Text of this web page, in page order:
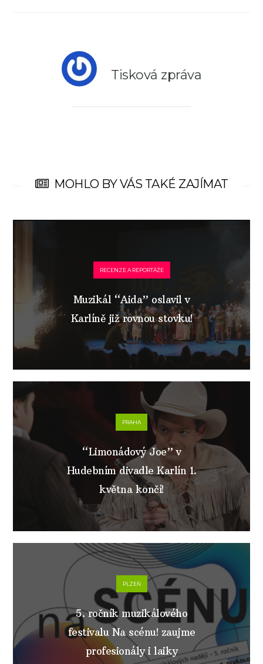
Tisková zpráva
MOHLO BY VÁS TAKÉ ZAJÍMAT
RECENZE A REPORTÁŽE
Muzikál “Aida” oslavil v
Karlíně již rovnou stovku!
PRAHA
“Limonádový Joe” v
Hudebním divadle Karlín 1.
května končí!
PLZEŇ
5. ročník muzikálového
festivalu Na scénu! zaujme
profesionály i laiky